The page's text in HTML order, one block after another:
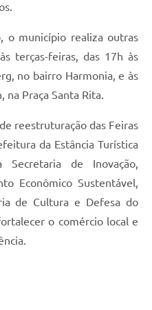
o município realiza outras
terças-feiras, das 17h às
no bairro Harmonia, e às
na Praça Santa Rita.
reestruturação das Feiras
da Estância Turística
de Inovação,
Econômico Sustentável,
de Cultura e Defesa do
o comércio local e